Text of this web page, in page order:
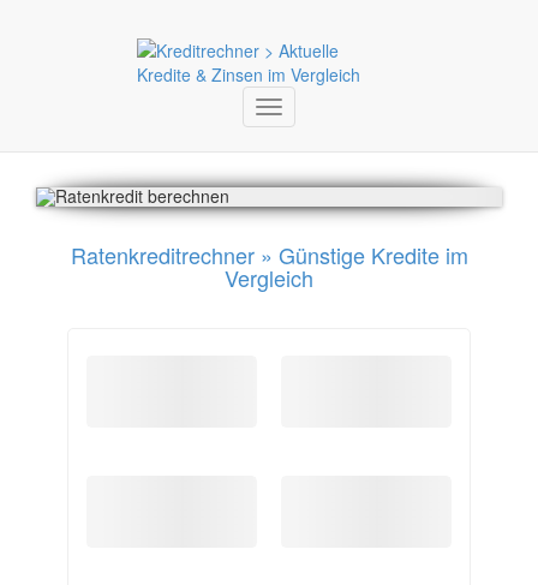
Toggle
navigation
Ratenkreditrechner » Günstige Kredite im
Vergleich